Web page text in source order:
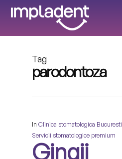
Tag
parodontoza
In Clinica stomatologica Bucuresti
Servicii stomatologice premium
Gingii